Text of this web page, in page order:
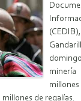
de regalías.